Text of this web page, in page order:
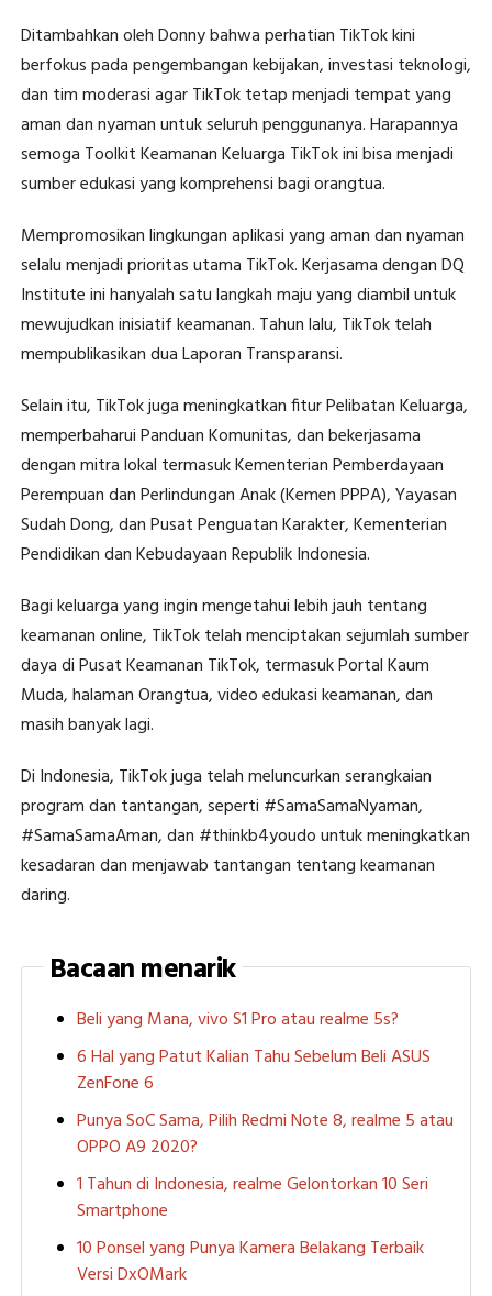
Ditambahkan oleh Donny bahwa perhatian TikTok kini
berfokus pada pengembangan kebijakan, investasi teknologi,
dan tim moderasi agar TikTok tetap menjadi tempat yang
aman dan nyaman untuk seluruh penggunanya. Harapannya
semoga Toolkit Keamanan Keluarga TikTok ini bisa menjadi
sumber edukasi yang komprehensi bagi orangtua.
Mempromosikan lingkungan aplikasi yang aman dan nyaman
selalu menjadi prioritas utama TikTok. Kerjasama dengan DQ
Institute ini hanyalah satu langkah maju yang diambil untuk
mewujudkan inisiatif keamanan. Tahun lalu, TikTok telah
mempublikasikan dua Laporan Transparansi.
Selain itu, TikTok juga meningkatkan fitur Pelibatan Keluarga,
memperbaharui Panduan Komunitas, dan bekerjasama
dengan mitra lokal termasuk Kementerian Pemberdayaan
Perempuan dan Perlindungan Anak (Kemen PPPA), Yayasan
Sudah Dong, dan Pusat Penguatan Karakter, Kementerian
Pendidikan dan Kebudayaan Republik Indonesia.
Bagi keluarga yang ingin mengetahui lebih jauh tentang
keamanan online, TikTok telah menciptakan sejumlah sumber
daya di Pusat Keamanan TikTok, termasuk Portal Kaum
Muda, halaman Orangtua, video edukasi keamanan, dan
masih banyak lagi.
Di Indonesia, TikTok juga telah meluncurkan serangkaian
program dan tantangan, seperti #SamaSamaNyaman,
#SamaSamaAman, dan #thinkb4youdo untuk meningkatkan
kesadaran dan menjawab tantangan tentang keamanan
daring.
Bacaan menarik
Beli yang Mana, vivo S1 Pro atau realme 5s?
6 Hal yang Patut Kalian Tahu Sebelum Beli ASUS
ZenFone 6
Punya SoC Sama, Pilih Redmi Note 8, realme 5 atau
OPPO A9 2020?
1 Tahun di Indonesia, realme Gelontorkan 10 Seri
Smartphone
10 Ponsel yang Punya Kamera Belakang Terbaik
Versi DxOMark